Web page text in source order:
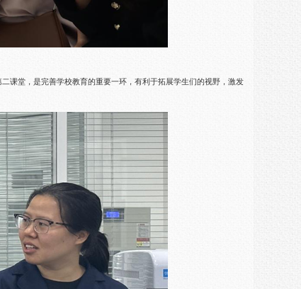
课堂，是完善学校教育的重要一环，有利于拓展学生们的视野，激发